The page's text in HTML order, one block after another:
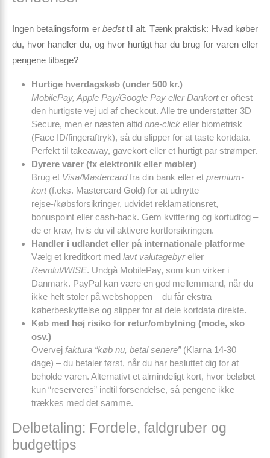
Ingen betalingsform er bedsttil alt. Tænk praktisk: Hvad køber
du, hvor handler du, og hvor hurtigt har du brug for varen eller
pengene tilbage?
Hurtige hverdagskøb (under 500 kr.)
MobilePay, Apple Pay/Google Pay eller Dankorter oftest
den hurtigste vej ud af checkout. Alle tre understøtter 3D
Secure, men er næsten altid one-click eller biometrisk
(Face ID/fingeraftryk), så du slipper for at taste kortdata.
Perfekt til takeaway, gavekort eller et hurtigt par strømper.
Dyrere varer (fx elektronik eller møbler)
Brug et Visa/Mastercardfra din bank eller et premium-
kort(f.eks. Mastercard Gold) for at udnytte
rejse-/købsforsikringer, udvidet reklamationsret,
bonuspoint eller cash-back. Gem kvittering og kortudtog –
de er krav, hvis du vil aktivere kortforsikringen.
Handler i udlandet eller på internationale platforme
Vælg et kreditkort med lavt valutagebyreller
Revolut/WISE. Undgå MobilePay, som kun virker i
Danmark. PayPal kan være en god mellemmand, når du
ikke helt stoler på webshoppen – du får ekstra
køberbeskyttelse og slipper for at dele kortdata direkte.
Køb med høj risiko for retur/ombytning (mode, sko
osv.)
Overvej faktura “køb nu, betal senere”(Klarna 14-30
dage) – du betaler først, når du har besluttet dig for at
beholde varen. Alternativt et almindeligt kort, hvor beløbet
kun “reserveres” indtil forsendelse, så pengene ikke
trækkes med det samme.
Delbetaling: Fordele, faldgruber og
budgettips